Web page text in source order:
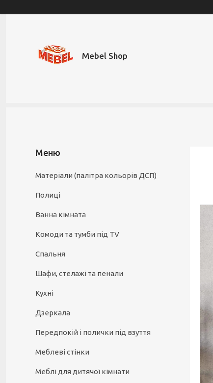
Mebel Shop
Матеріали (палітра кольорів ДСП)
Полиці
Ванна кімната
Комоди та тумби під TV
Спальня
Шафи, стелажі та пенали
Кухні
Дзеркала
Передпокій і полички під взуття
Меблеві стінки
Меблі для дитячої кімнати